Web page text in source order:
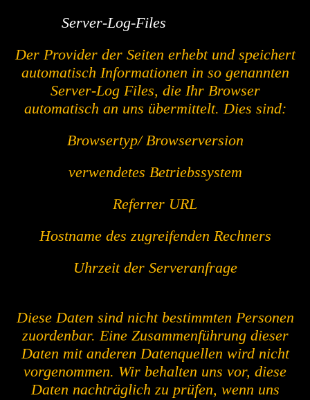
Server-Log-Files
Der Provider der Seiten erhebt und speichert
automatisch Informationen in so genannten
Server-Log Files, die Ihr Browser
automatisch an uns übermittelt. Dies sind:
Browsertyp/ Browserversion
verwendetes Betriebssystem
Referrer URL
Hostname des zugreifenden Rechners
Uhrzeit der Serveranfrage
Diese Daten sind nicht bestimmten Personen
zuordenbar. Eine Zusammenführung dieser
Daten mit anderen Datenquellen wird nicht
vorgenommen. Wir behalten uns vor, diese
Daten nachträglich zu prüfen, wenn uns